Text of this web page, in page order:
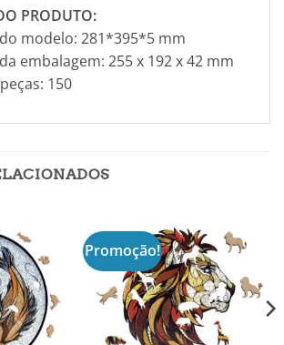
PRODUTO:
modelo: 281*395*5 mm
embalagem: 255 x 192 x 42 mm
150
Promoção!